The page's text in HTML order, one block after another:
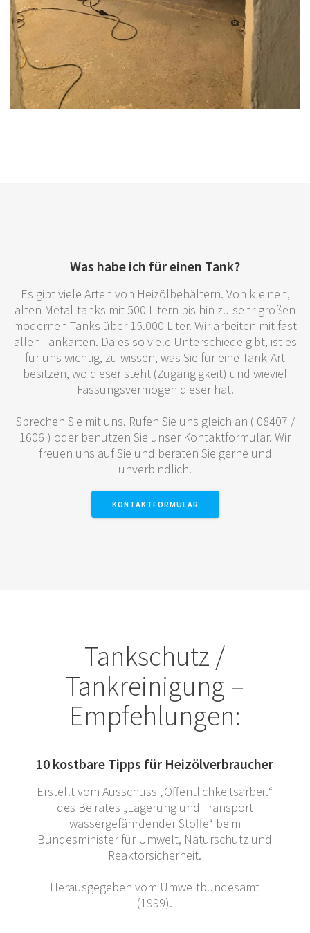
Was habe ich für einen Tank?
Es gibt viele Arten von Heizölbehältern. Von kleinen,
alten Metalltanks mit 500 Litern bis hin zu sehr großen
modernen Tanks über 15.000 Liter. Wir arbeiten mit fast
allen Tankarten. Da es so viele Unterschiede gibt, ist es
für uns wichtig, zu wissen, was Sie für eine Tank-Art
besitzen, wo dieser steht (Zugängigkeit) und wieviel
Fassungsvermögen dieser hat.
Sprechen Sie mit uns. Rufen Sie uns gleich an ( 08407 /
1606 ) oder benutzen Sie unser Kontaktformular. Wir
freuen uns auf Sie und beraten Sie gerne und
unverbindlich.
KONTAKTFORMULAR
Tankschutz /
Tankreinigung –
Empfehlungen:
10 kostbare Tipps für Heizölverbraucher
Erstellt vom Ausschuss „Öffentlichkeitsarbeit“
des Beirates „Lagerung und Transport
wassergefährdender Stoffe“ beim
Bundesminister für Umwelt, Naturschutz und
Reaktorsicherheit.
Herausgegeben vom Umweltbundesamt
(1999).